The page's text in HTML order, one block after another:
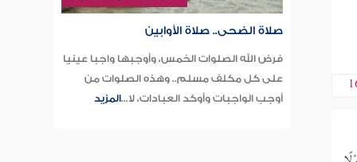
صلاة الضحى.. صلاة الأوابين
فرض الله الصلوات الخمس، وأوجبها واجبا عينيا
على كل مكلف مسلم.. وهذه الصلوات من
أوجب الواجبات وأوكد العبادات، لا...المزيد